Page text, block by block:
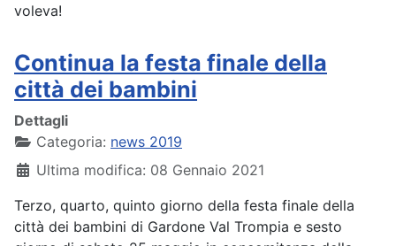
voleva!
Continua la festa finale della
città dei bambini
Dettagli
Categoria: news 2019
Ultima modifica: 08 Gennaio 2021
Terzo, quarto, quinto giorno della festa finale della
città dei bambini di Gardone Val Trompia e sesto